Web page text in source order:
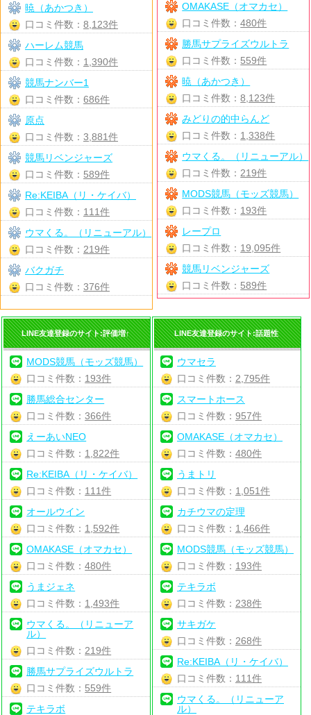
OMAKASE（オマカセ）
口コミ件数：480件
勝馬サプライズウルトラ
口コミ件数： 559件
暁（あかつき）
口コミ件数：8,123件
みどりの的中らんど
口コミ件数： 1,338件
ウマくる。（リニューアル）
口コミ件数： 219件
MODS競馬（モッズ競馬）
口コミ件数： 193件
レープロ
口コミ件数： 19,095件
競馬リベンジャーズ
口コミ件数： 589件
暁（あかつき）
口コミ件数： 8,123件
ハーレム競馬
口コミ件数： 1,390件
競馬ナンバー1
口コミ件数： 686件
原点
口コミ件数： 3,881件
競馬リベンジャーズ
口コミ件数： 589件
Re:KEIBA（リ・ケイバ）
口コミ件数： 111件
ウマくる。（リニューアル）
口コミ件数： 219件
バクガチ
口コミ件数： 376件
LINE友達登録のサイト:評価増↑
MODS競馬（モッズ競馬）
口コミ件数： 193件
勝馬総合センター
口コミ件数：366件
えーあいNEO
口コミ件数： 1,822件
Re:KEIBA（リ・ケイバ）
口コミ件数： 111件
オールウイン
口コミ件数： 1,592件
OMAKASE（オマカセ）
口コミ件数：480件
うまジェネ
口コミ件数： 1,493件
ウマくる。（リニューア
ル）
口コミ件数： 219件
勝馬サプライズウルトラ
口コミ件数： 559件
テキラボ
LINE友達登録のサイト:話題性
ウマセラ
口コミ件数： 2,795件
スマートホース
口コミ件数： 957件
OMAKASE（オマカセ）
口コミ件数： 480件
うまトリ
口コミ件数： 1,051件
カチウマの定理
口コミ件数： 1,466件
MODS競馬（モッズ競馬）
口コミ件数： 193件
テキラボ
口コミ件数： 238件
サキガケ
口コミ件数： 268件
Re:KEIBA（リ・ケイバ）
口コミ件数： 111件
ウマくる。（リニューア
ル）